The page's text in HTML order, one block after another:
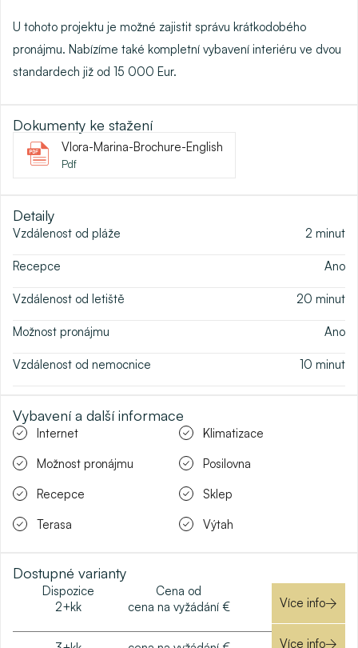
U tohoto projektu je možné zajistit správu krátkodobého
pronájmu. Nabízíme také kompletní vybavení interiéru ve dvou
standardech již od 15 000 Eur.
Dokumenty ke stažení
Vlora-Marina-Brochure-English
Pdf
Detaily
Vzdálenost od pláže 2 minut
Recepce Ano
Vzdálenost od letiště 20 minut
Možnost pronájmu Ano
Vzdálenost od nemocnice 10 minut
Vybavení a další informace
Internet
Klimatizace
Možnost pronájmu
Posilovna
Recepce
Sklep
Terasa
Výtah
Dostupné varianty
Dispozice
Cena od
2+kk
cena na vyžádání € Více info
Více info